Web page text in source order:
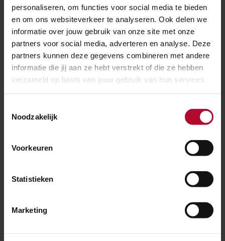
personaliseren, om functies voor social media te bieden
en om ons websiteverkeer te analyseren. Ook delen we
informatie over jouw gebruik van onze site met onze
partners voor social media, adverteren en analyse. Deze
partners kunnen deze gegevens combineren met andere
informatie die jij aan ze hebt verstrekt of die ze hebben
verzameld op basis van jouw gebruik van hun services.
Noodzakelijk
Voorkeuren
Statistieken
Marketing
Elf dagen hinder voor reizigers tussen